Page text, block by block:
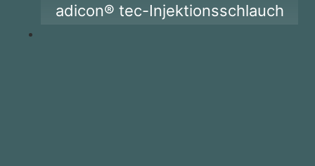
adicon® tec-Injektionsschlauch